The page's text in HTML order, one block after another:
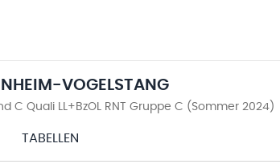
VOGELSTANG
C Quali LL+BzOL RNT Gruppe C (Sommer 2024)
TABELLEN